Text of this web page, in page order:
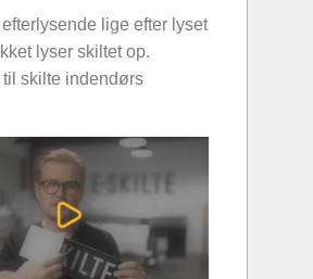
lige efter lyset
lyser skiltet op.
skilte indendørs